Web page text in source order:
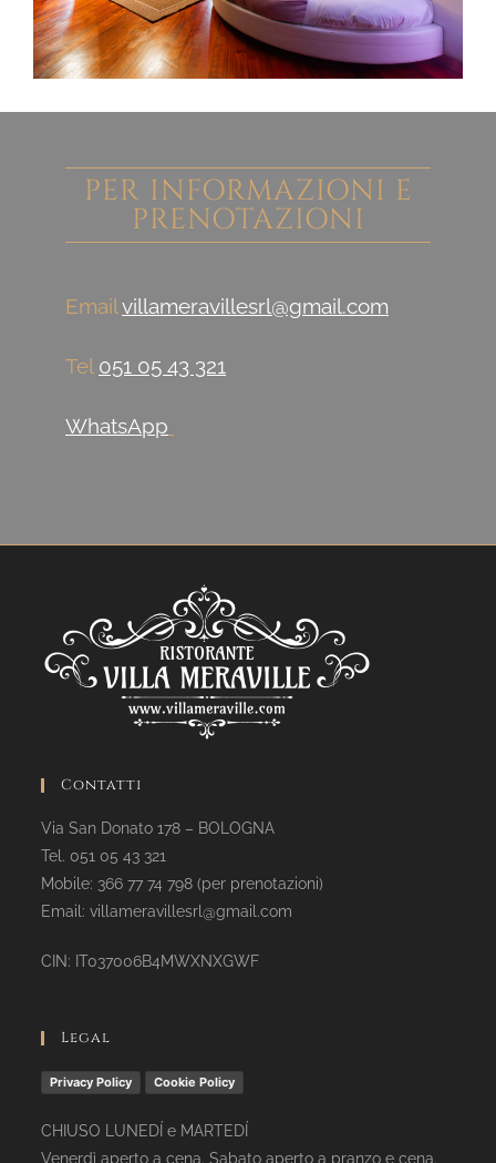
PER INFORMAZIONI E
PRENOTAZIONI
Email villameravillesrl@gmail.com
Tel 051 05 43 321
WhatsApp
Contatti
Via San Donato 178 – BOLOGNA
Tel. 051 05 43 321
Mobile: 366 77 74 798 (per prenotazioni)
Email: villameravillesrl@gmail.com
CIN: IT037006B4MWXNXGWF
Legal
Privacy Policy Cookie Policy
CHIUSO LUNEDÍ e MARTEDÍ
Venerdì aperto a cena. Sabato aperto a pranzo e cena.